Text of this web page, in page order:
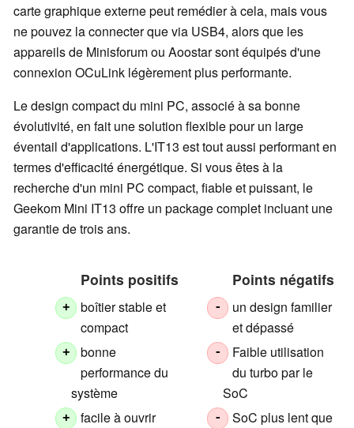
carte graphique externe peut remédier à cela, mais vous
ne pouvez la connecter que via USB4, alors que les
appareils de Minisforum ou Aoostar sont équipés d'une
connexion OCuLink légèrement plus performante.
Le design compact du mini PC, associé à sa bonne
évolutivité, en fait une solution flexible pour un large
éventail d'applications. L'IT13 est tout aussi performant en
termes d'efficacité énergétique. Si vous êtes à la
recherche d'un mini PC compact, fiable et puissant, le
Geekom Mini IT13 offre un package complet incluant une
garantie de trois ans.
Points positifs
+
boîtier stable et
compact
+
bonne
performance du
système
+ facile à ouvrir
Points négatifs
-
un design familier
et dépassé
-
Faible utilisation
du turbo par le
SoC
-
SoC plus lent que